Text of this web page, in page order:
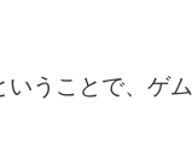
うことで、ゲ